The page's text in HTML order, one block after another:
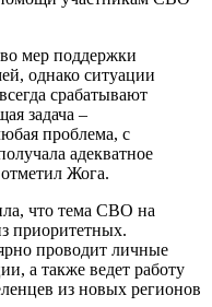
мер поддержки
однако ситуации
срабатывают
задача –
проблема, с
адекватное
Жога.
что тема СВО на
приоритетных.
проводит личные
а также ведет работу
из новых регионов